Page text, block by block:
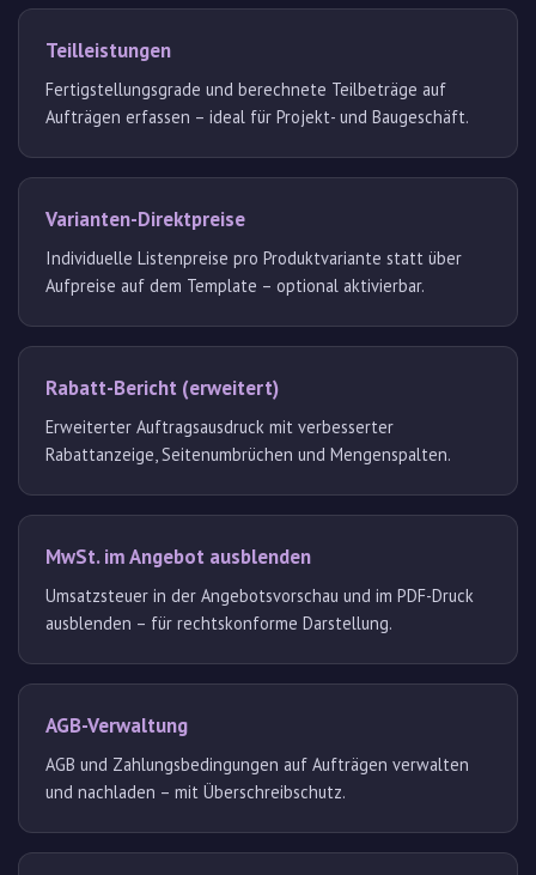
Teilleistungen
Fertigstellungsgrade und berechnete Teilbeträge auf
Aufträgen erfassen – ideal für Projekt- und Baugeschäft.
Varianten-Direktpreise
Individuelle Listenpreise pro Produktvariante statt über
Aufpreise auf dem Template – optional aktivierbar.
Rabatt-Bericht (erweitert)
Erweiterter Auftragsausdruck mit verbesserter
Rabattanzeige, Seitenumbrüchen und Mengenspalten.
MwSt. im Angebot ausblenden
Umsatzsteuer in der Angebotsvorschau und im PDF-Druck
ausblenden – für rechtskonforme Darstellung.
AGB-Verwaltung
AGB und Zahlungsbedingungen auf Aufträgen verwalten
und nachladen – mit Überschreibschutz.